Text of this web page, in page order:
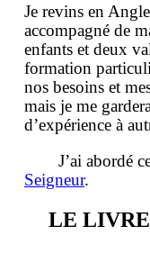
Je revins en
accompagné de
enfants et deux
formation
nos besoins et
mais je me
d’expérience à
J’ai abordé
Seigneur.
LE LIVRE